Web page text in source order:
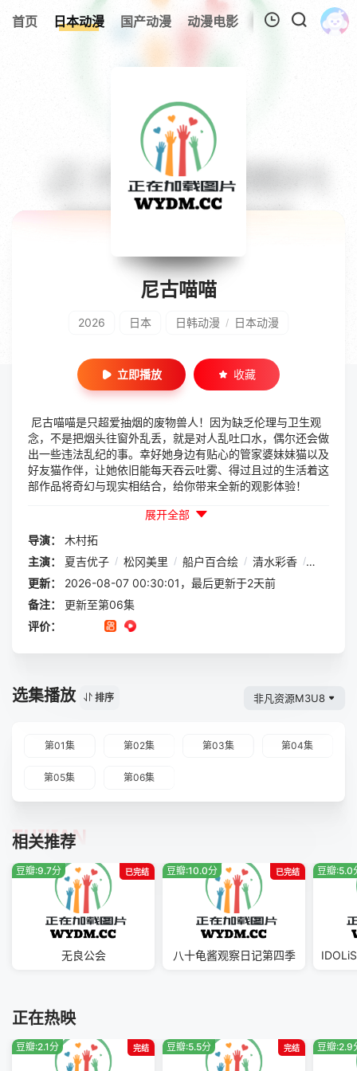
首页 日本动漫 国产动漫 动漫电影 欧美动漫 追剧
我的观影记录
暂无观看影片的记录
尼古喵喵
2026 日本 日韩动漫 / 日本动漫
立即播放 收藏
尼古喵喵是只超爱抽烟的废物兽人！因为缺乏伦理与卫生观
念，不是把烟头往窗外乱丢，就是对人乱吐口水，偶尔还会做
出一些违法乱纪的事。幸好她身边有贴心的管家婆妹妹猫以及
好友猫作伴，让她依旧能每天吞云吐雾、得过且过的生活着这
部作品将奇幻与现实相结合，给你带来全新的观影体验！
展开全部
导演：
木村拓
主演：
夏吉优子 / 松冈美里 / 船户百合绘 / 清水彩香 / 井泽诗织
更新：
2026-08-07 00:30:01，最后更新于2天前
备注：
更新至第06集
评价：
选集播放 排序 非凡资源M3U8
第01集 第02集 第03集 第04集
第05集 第06集
相关推荐
TUIJIAN
已完结
豆瓣:9.7分
无良公会
已完结
豆瓣:10.0分
八十龟酱观察日记第四季
豆瓣:5.0
正在热映
完结
豆瓣:2.1分 完结
豆瓣:5.5分 豆瓣:2.9